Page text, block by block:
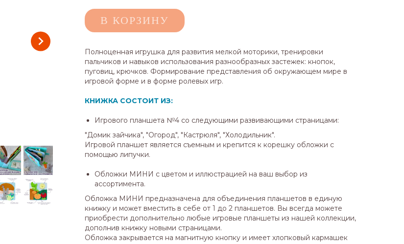
В КОРЗИНУ
Полноценная игрушка для развития мелкой моторики, тренировки
пальчиков и навыков использования разнообразных застежек: кнопок,
пуговиц, крючков. Формирование представления об окружающем мире в
игровой форме и в форме ролевых игр.
КНИЖКА СОСТОИТ ИЗ:
Игрового планшета №4 со следующими развивающими страницами:
"Домик зайчика", "Огород", "Кастрюля", "Холодильник".
Игровой планшет является съемным и крепится к корешку обложки с
помощью липучки.
Обложки МИНИ с цветом и иллюстрацией на ваш выбор из
ассортимента.
Обложка МИНИ предназначена для объединения планшетов в единую
книжку и может вместить в себе от 1 до 2 планшетов. Вы всегда можете
приобрести дополнительно любые игровые планшеты из нашей коллекции,
дополнив книжку новыми страницами.
Обложка закрывается на магнитную кнопку и имеет хлопковый кармашек